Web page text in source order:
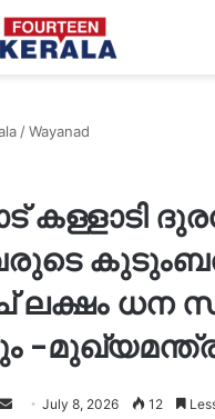
/Wayanad
കള്ളാടി
ധന
-
SendJuly 8, 2026 12